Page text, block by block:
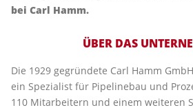
bei Carl Hamm.
ÜBER DAS
Die 1929 gegründete Carl Hamm
ein Spezialist für Pipelinebau und
110 Mitarbeitern und einem weiteren